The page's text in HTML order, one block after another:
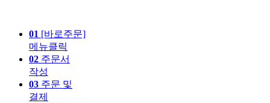
01 [바로주문]
메뉴클릭
02 주문서
작성
03 주문 및
결제